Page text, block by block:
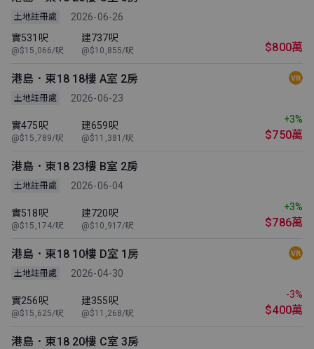
土地註冊處
2026-06-26
實531呎
@$15,066/呎
建737呎
@$10,855/呎 $800萬
港島．東18 18樓 A室 2房
土地註冊處 2026-06-23
實475呎
@$15,789/呎
建659呎
@$11,381/呎
+3%
$750萬
港島．東18 23樓 B室 2房
土地註冊處 2026-06-04
實518呎
@$15,174/呎
建720呎
@$10,917/呎
+3%
$786萬
港島．東18 10樓 D室 1房
土地註冊處 2026-04-30
實256呎
@$15,625/呎
建355呎
@$11,268/呎
-3%
$400萬
港島．東18 20樓 C室 3房